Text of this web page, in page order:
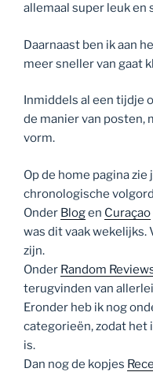
allemaal super leuk en
Daarnaast ben ik aan
meer sneller van gaat
Inmiddels al een tijdje
de manier van posten,
vorm.
Op de home pagina
chronologische
Onder Blogen Curaçao
was dit vaak wekelijks.
zijn.
Onder Random
terugvinden van
Eronder heb ik nog
categorieën, zodat
is.
Dan nog de kopjes